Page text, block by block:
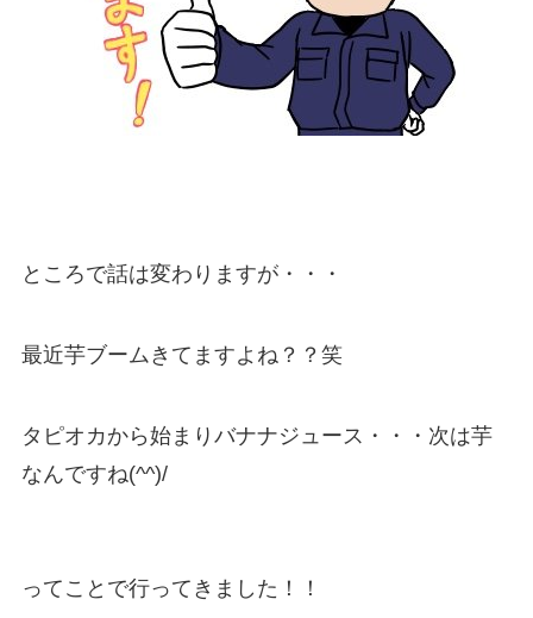
ところで話は変わりますが・・・
最近芋ブームきてますよね？？笑
タピオカから始まりバナナジュース・・・次は芋
なんですね(^^)/
ってことで行ってきました！！